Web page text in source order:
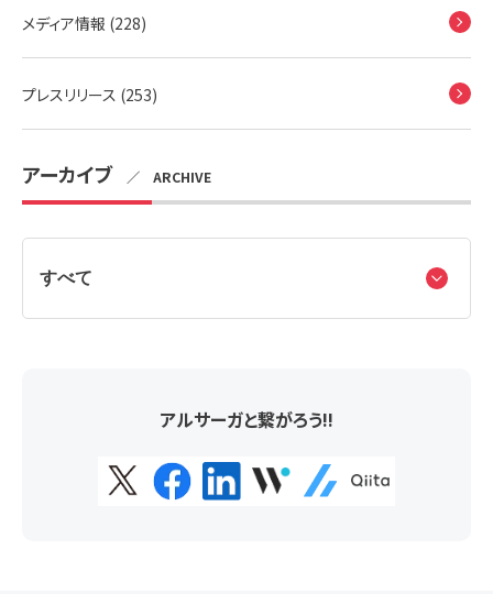
メディア情報 (228)
プレスリリース (253)
アーカイブ ／ ARCHIVE
アルサーガと繋がろう!!